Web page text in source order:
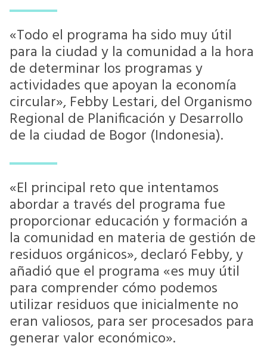
«Todo el programa ha sido muy útil
para la ciudad y la comunidad a la hora
de determinar los programas y
actividades que apoyan la economía
circular», Febby Lestari, del Organismo
Regional de Planificación y Desarrollo
de la ciudad de Bogor (Indonesia).
«El principal reto que intentamos
abordar a través del programa fue
proporcionar educación y formación a
la comunidad en materia de gestión de
residuos orgánicos», declaró Febby, y
añadió que el programa «es muy útil
para comprender cómo podemos
utilizar residuos que inicialmente no
eran valiosos, para ser procesados para
generar valor económico».